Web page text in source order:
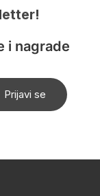
i nagrade
Prijavi se